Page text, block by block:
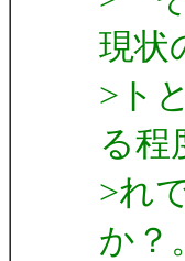
現状
>ト
る程
>れ
か？。